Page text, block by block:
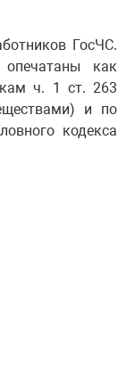
ГосЧС.
как
ч. 1 ст. 263
и по
кодекса